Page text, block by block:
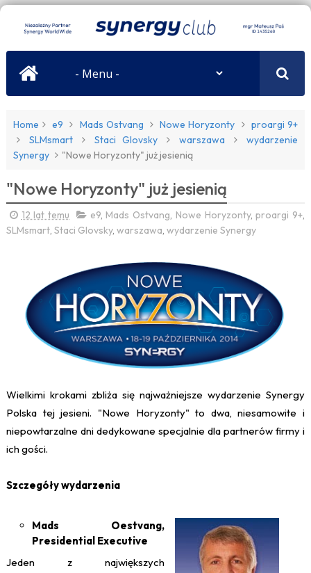
Home e9 Mads Ostvang Nowe Horyzonty
proargi 9+
SLMsmart
Staci Glovsky warszawa
wydarzenie
Synergy
"Nowe Horyzonty" już jesienią
"Nowe Horyzonty" już jesienią
12 lat temu e9, Mads Ostvang, Nowe Horyzonty,proargi 9+,
SLMsmart, Staci Glovsky, warszawa, wydarzenie Synergy
Wielkimi krokami zbliża się najważniejsze wydarzenie Synergy
Polska tej jesieni. "Nowe Horyzonty" to dwa, niesamowite i
niepowtarzalne dni dedykowane specjalnie dla partnerów firmy i
ich gości.
Szczegóły wydarzenia
Mads Oestvang,
Presidential Executive
Jeden z największych